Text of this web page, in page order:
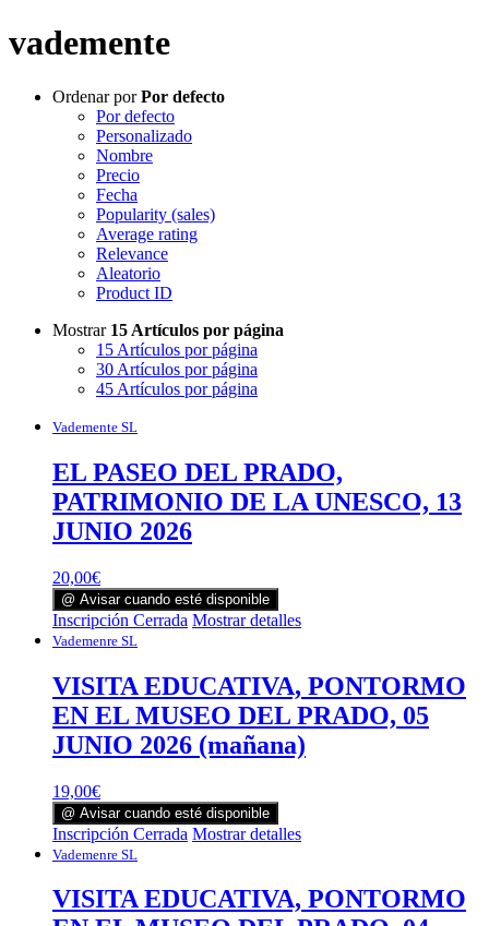
vademente
Ordenar porPor defecto
Por defecto
Personalizado
Nombre
Precio
Fecha
Popularity (sales)
Average rating
Relevance
Aleatorio
Product ID
Mostrar 15 Artículos por página
15 Artículos por página
30 Artículos por página
45 Artículos por página
Vademente SL
EL PASEO DEL PRADO,
PATRIMONIO DE LA UNESCO, 13
JUNIO 2026
20,00€
@ Avisar cuando esté disponible
Inscripción Cerrada Mostrar detalles
Vademenre SL
VISITA EDUCATIVA, PONTORMO
EN EL MUSEO DEL PRADO, 05
JUNIO 2026 (mañana)
19,00€
@ Avisar cuando esté disponible
Inscripción Cerrada Mostrar detalles
Vademenre SL
VISITA EDUCATIVA, PONTORMO